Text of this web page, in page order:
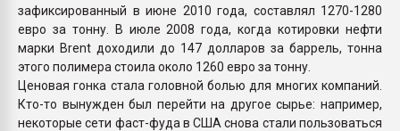
зафиксированный в июне 2010 года, составлял 1270-1280
евро за тонну. В июле 2008 года, когда котировки нефти
марки Brent доходили до 147 долларов за баррель, тонна
этого полимера стоила около 1260 евро за тонну.
Ценовая гонка стала головной болью для многих компаний.
Кто-то вынужден был перейти на другое сырье: например,
некоторые сети фаст-фуда в США снова стали пользоваться